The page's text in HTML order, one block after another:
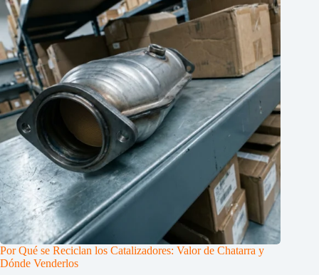
Por Qué se Reciclan los Catalizadores: Valor de Chatarra y
Dónde Venderlos